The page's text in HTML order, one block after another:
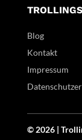
Blog
Kontakt
Impressum
© 2026 |